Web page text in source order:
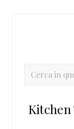
Cerca
sito
Kitchen